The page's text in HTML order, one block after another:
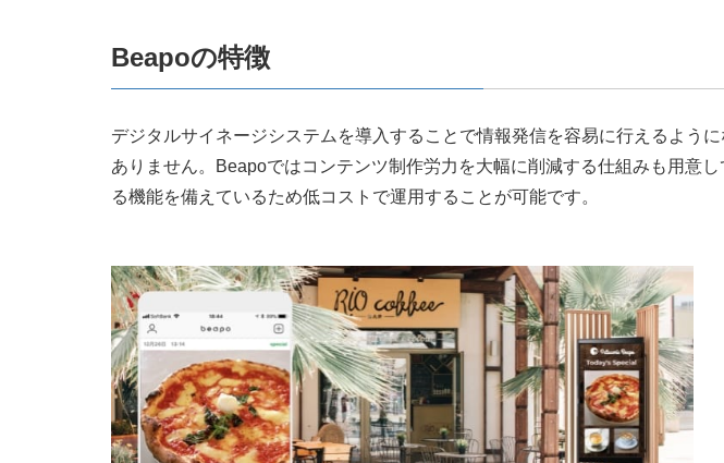
Beapoの特徴
デジタルサイネージシステムを導入することで情報発信を容易に行えるよう
ありません。Beapoではコンテンツ制作労力を大幅に削減する仕組みも用意
る機能を備えているため低コストで運用することが可能です。